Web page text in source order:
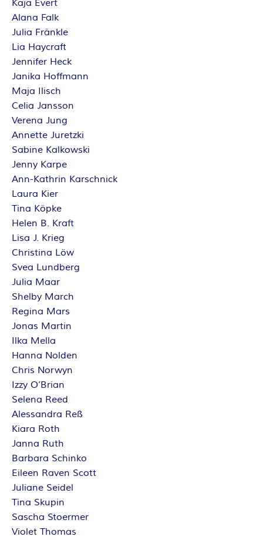
O
R
:
I
N
N
E
N
K
R
E
I
S
Kaja Evert
Alana Falk
Julia Fränkle
Lia Haycraft
Jennifer Heck
Janika Hoffmann
Maja Ilisch
Celia Jansson
Verena Jung
Annette Juretzki
Sabine Kalkowski
Jenny Karpe
Ann-Kathrin Karschnick
Laura Kier
Tina Köpke
Helen B. Kraft
Lisa J. Krieg
Christina Löw
Svea Lundberg
Julia Maar
Shelby March
Regina Mars
Jonas Martin
Ilka Mella
Hanna Nolden
Chris Norwyn
Izzy O’Brian
Selena Reed
Alessandra Reß
Kiara Roth
Janna Ruth
Barbara Schinko
Eileen Raven Scott
Juliane Seidel
Tina Skupin
Sascha Stoermer
Violet Thomas